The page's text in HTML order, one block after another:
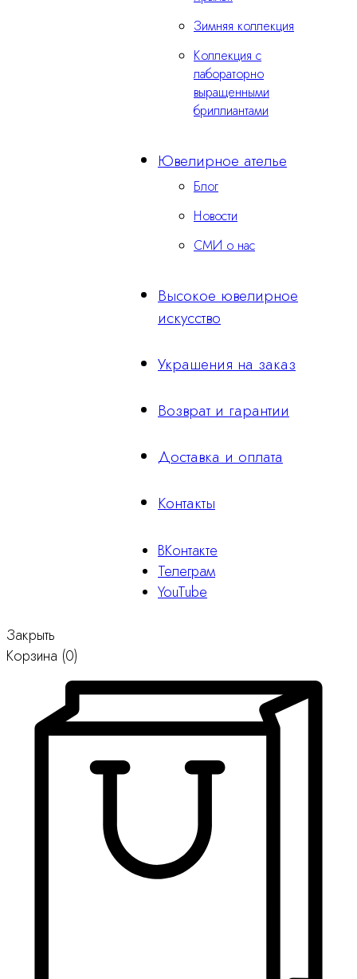
Зимняя коллекция
Коллекция с
лабораторно
выращенными
бриллиантами
Ювелирное ателье
Блог
Новости
СМИ о нас
Высокое ювелирное
искусство
Украшения на заказ
Возврат и гарантии
Доставка и оплата
Контакты
ВКонтакте
Телеграм
YouTube
Закрыть
Корзина (0)